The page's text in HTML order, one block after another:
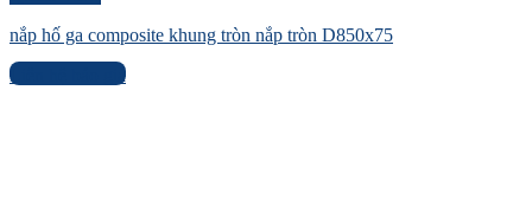
nắp hố ga composite khung tròn nắp tròn D850x75
Liên hệ báo giá